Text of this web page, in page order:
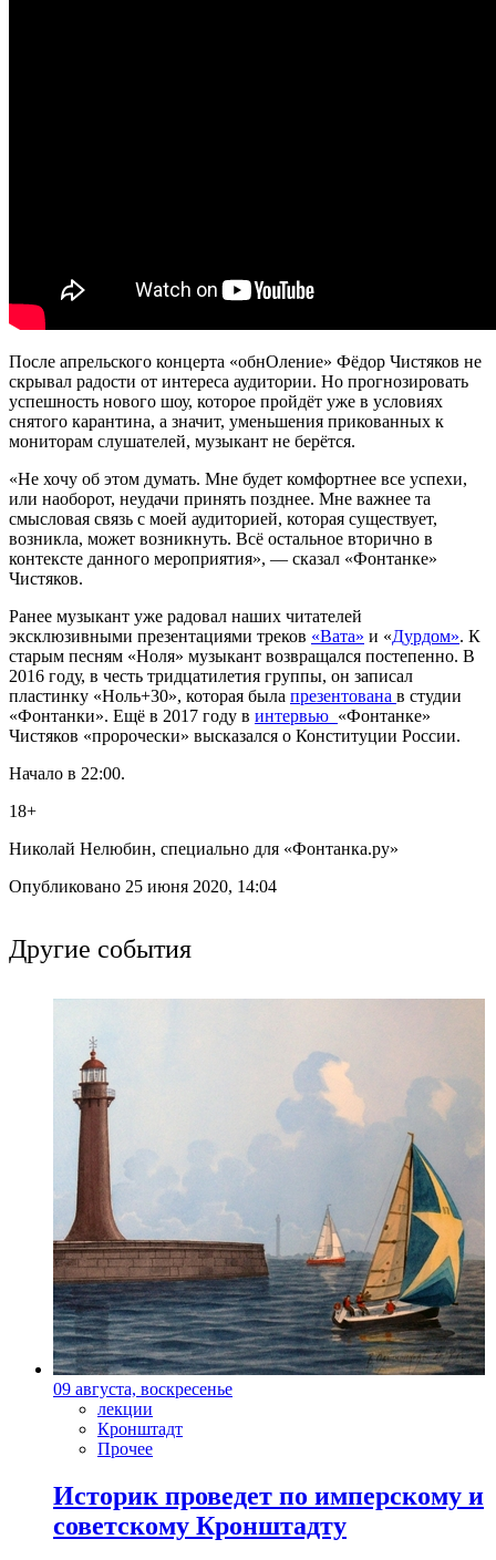
После апрельского концерта «обнОление» Фёдор Чистяков не
скрывал радости от интереса аудитории. Но прогнозировать
успешность нового шоу, которое пройдёт уже в условиях
снятого карантина, а значит, уменьшения прикованных к
мониторам слушателей, музыкант не берётся.
«Не хочу об этом думать. Мне будет комфортнее все успехи,
или наоборот, неудачи принять позднее. Мне важнее та
смысловая связь с моей аудиторией, которая существует,
возникла, может возникнуть. Всё остальное вторично в
контексте данного мероприятия», — сказал «Фонтанке»
Чистяков.
Ранее музыкант уже радовал наших читателей
эксклюзивными презентациями треков «Вата» и «Дурдом». К
старым песням «Ноля» музыкант возвращался постепенно. В
2016 году, в честь тридцатилетия группы, он записал
пластинку «Ноль+30», которая была презентована в студии
«Фонтанки». Ещё в 2017 году в интервью «Фонтанке»
Чистяков «пророчески» высказался о Конституции России.
Начало в 22:00.
18+
Николай Нелюбин, специально для «Фонтанка.ру»
Опубликовано 25 июня 2020, 14:04
Другие события
09 августа, воскресенье
лекции
Кронштадт
Прочее
Историк проведет по имперскому и
советскому Кронштадту